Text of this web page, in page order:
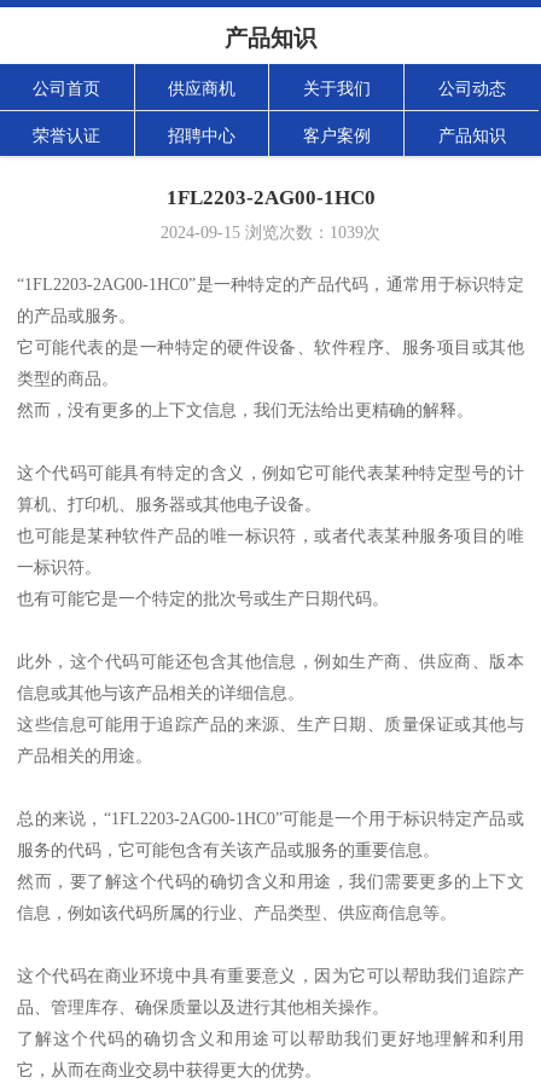
产品知识
公司首页 供应商机 关于我们 公司动态
荣誉认证 招聘中心 客户案例 产品知识
1FL2203-2AG00-1HC0
2024-09-15 浏览次数： 1039次
“1FL2203-2AG00-1HC0”是一种特定的产品代码，通常用于标识特定
的产品或服务。
它可能代表的是一种特定的硬件设备、软件程序、服务项目或其他
类型的商品。
然而，没有更多的上下文信息，我们无法给出更精确的解释。
这个代码可能具有特定的含义，例如它可能代表某种特定型号的计
算机、打印机、服务器或其他电子设备。
也可能是某种软件产品的唯一标识符，或者代表某种服务项目的唯
一标识符。
也有可能它是一个特定的批次号或生产日期代码。
此外，这个代码可能还包含其他信息，例如生产商、供应商、版本
信息或其他与该产品相关的详细信息。
这些信息可能用于追踪产品的来源、生产日期、质量保证或其他与
产品相关的用途。
总的来说，“1FL2203-2AG00-1HC0”可能是一个用于标识特定产品或
服务的代码，它可能包含有关该产品或服务的重要信息。
然而，要了解这个代码的确切含义和用途，我们需要更多的上下文
信息，例如该代码所属的行业、产品类型、供应商信息等。
这个代码在商业环境中具有重要意义，因为它可以帮助我们追踪产
品、管理库存、确保质量以及进行其他相关操作。
了解这个代码的确切含义和用途可以帮助我们更好地理解和利用
它，从而在商业交易中获得更大的优势。